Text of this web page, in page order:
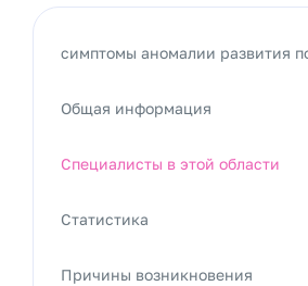
симптомы аномалии развития
Общая информация
Специалисты в этой области
Статистика
Причины возникновения